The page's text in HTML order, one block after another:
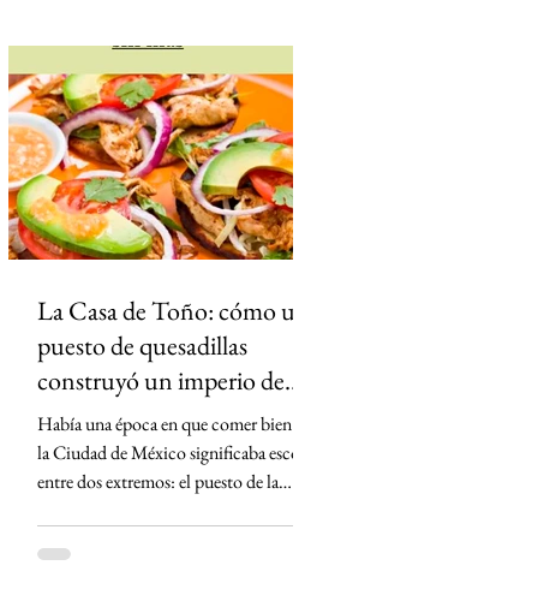
fraude millonario. Aunque el convenio
fue aprobado cuando la hoy
gobernadora panista Teresa Jiménez era
alcaldesa y su firma aparece en el
expediente, la FGR no la incluyó entre
los imputados. El caso reavivó las
críticas de la oposici
La Casa de Toño: cómo un
puesto de quesadillas
construyó un imperio de
más de 400 millones de
dólares
Había una época en que comer bien en
la Ciudad de México significaba escoger
entre dos extremos: el puesto de la
cuenta dolía más que el hambre. Entre